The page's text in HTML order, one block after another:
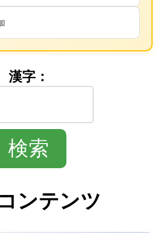
漢字：
ンテンツ